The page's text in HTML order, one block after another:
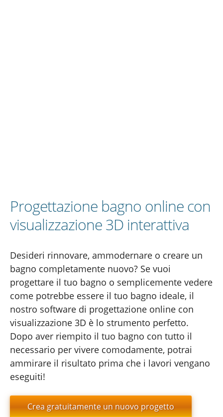
Progettazione bagno online con
visualizzazione 3D interattiva
Desideri rinnovare, ammodernare o creare un
bagno completamente nuovo? Se vuoi
progettare il tuo bagno o semplicemente vedere
come potrebbe essere il tuo bagno ideale, il
nostro software di progettazione online con
visualizzazione 3D è lo strumento perfetto.
Dopo aver riempito il tuo bagno con tutto il
necessario per vivere comodamente, potrai
ammirare il risultato prima che i lavori vengano
eseguiti!
Crea gratuitamente un nuovo progetto